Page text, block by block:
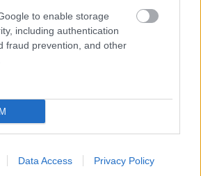
to enable storage
including authentication
fraud prevention, and other
Data Access Privacy Policy
megosztására való alkalmazás,
az eddig ismert és népszerű,
Gondoljunk csak például az
– tele filterekkel, a
szerkesztett tartalmakkal,